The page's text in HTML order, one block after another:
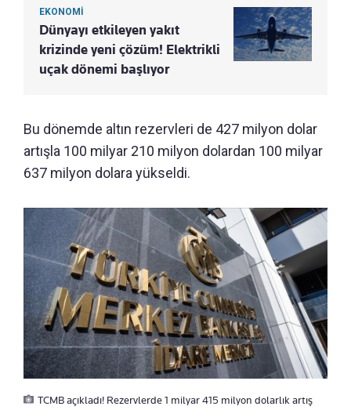
EKONOMİ
Dünyayı etkileyen yakıt
krizinde yeni çözüm! Elektrikli
uçak dönemi başlıyor
Bu dönemde altın rezervleri de 427 milyon dolar
artışla 100 milyar 210 milyon dolardan 100 milyar
637 milyon dolara yükseldi.
TCMB açıkladı! Rezervlerde 1 milyar 415 milyon dolarlık artış